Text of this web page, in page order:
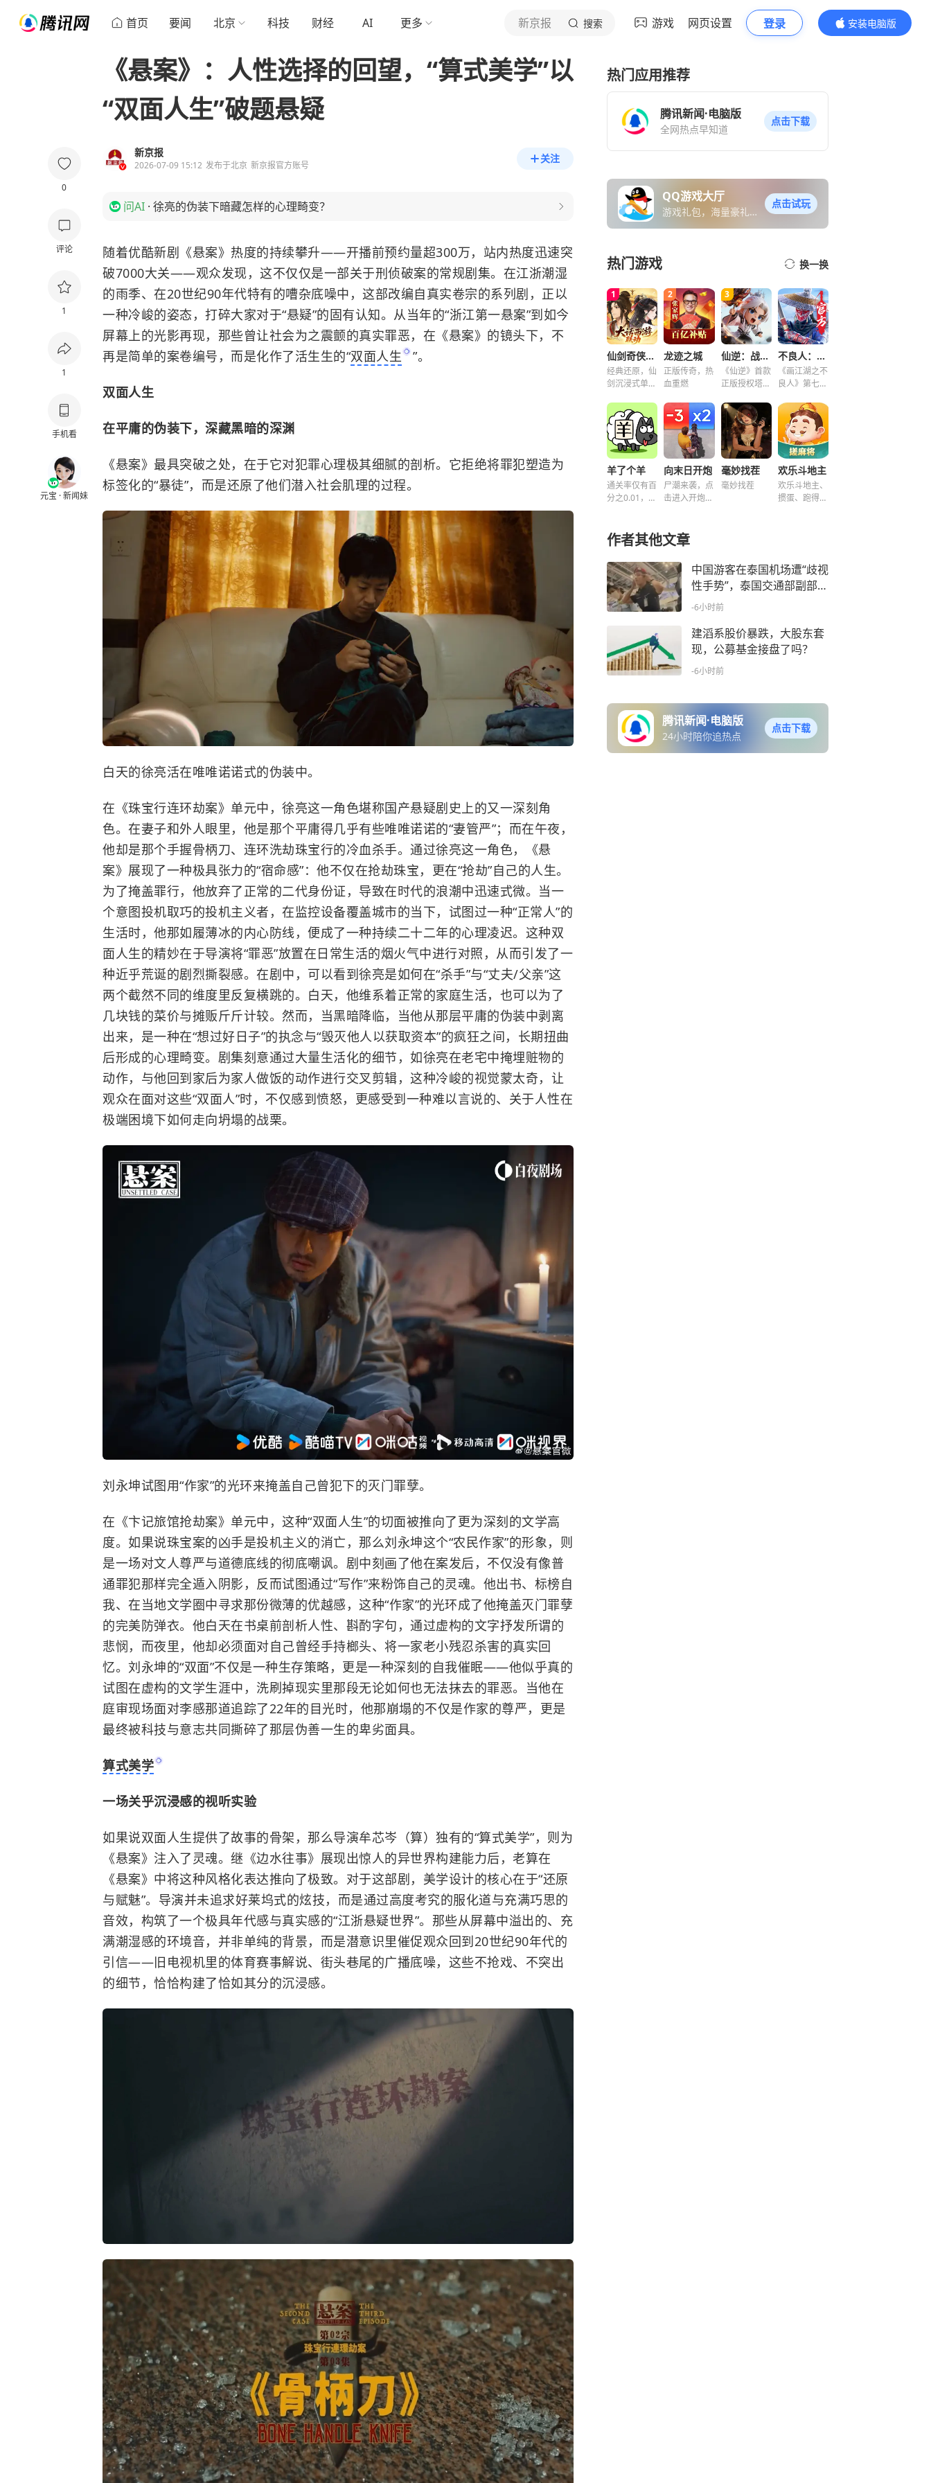
首页 要闻 北京 科技 财经 AI 更多 新京报 搜索 游戏 网页设置 登录
安装电脑版
内容更精彩
0
评论
1
1
手机看
元宝 · 新闻妹
《悬案》：人性选择的回望，“算式美学”以
“双面人生”破题悬疑
新京报
2026-07-09 15:12 发布于北京 新京报官方账号
关注
问AI · 徐亮的伪装下暗藏怎样的心理畸变？
随着优酷新剧《悬案》热度的持续攀升——开播前预约量超300万，站内热度迅速突
破7000大关——观众发现，这不仅仅是一部关于刑侦破案的常规剧集。在江浙潮湿
的雨季、在20世纪90年代特有的嘈杂底噪中，这部改编自真实卷宗的系列剧，正以
一种冷峻的姿态，打碎大家对于“悬疑”的固有认知。从当年的“浙江第一悬案”到如今
屏幕上的光影再现，那些曾让社会为之震颤的真实罪恶，在《悬案》的镜头下，不
再是简单的案卷编号，而是化作了活生生的“双面人生 ”。
双面人生
在平庸的伪装下，深藏黑暗的深渊
《悬案》最具突破之处，在于它对犯罪心理极其细腻的剖析。它拒绝将罪犯塑造为
标签化的“暴徒”，而是还原了他们潜入社会肌理的过程。
白天的徐亮活在唯唯诺诺式的伪装中。
在《珠宝行连环劫案》单元中，徐亮这一角色堪称国产悬疑剧史上的又一深刻角
色。在妻子和外人眼里，他是那个平庸得几乎有些唯唯诺诺的“妻管严”；而在午夜，
他却是那个手握骨柄刀、连环洗劫珠宝行的冷血杀手。通过徐亮这一角色，《悬
案》展现了一种极具张力的“宿命感”：他不仅在抢劫珠宝，更在“抢劫”自己的人生。
为了掩盖罪行，他放弃了正常的二代身份证，导致在时代的浪潮中迅速式微。当一
个意图投机取巧的投机主义者，在监控设备覆盖城市的当下，试图过一种“正常人”的
生活时，他那如履薄冰的内心防线，便成了一种持续二十二年的心理凌迟。这种双
面人生的精妙在于导演将“罪恶”放置在日常生活的烟火气中进行对照，从而引发了一
种近乎荒诞的剧烈撕裂感。在剧中，可以看到徐亮是如何在“杀手”与“丈夫/父亲”这
两个截然不同的维度里反复横跳的。白天，他维系着正常的家庭生活，也可以为了
几块钱的菜价与摊贩斤斤计较。然而，当黑暗降临，当他从那层平庸的伪装中剥离
出来，是一种在“想过好日子”的执念与“毁灭他人以获取资本”的疯狂之间，长期扭曲
后形成的心理畸变。剧集刻意通过大量生活化的细节，如徐亮在老宅中掩埋赃物的
动作，与他回到家后为家人做饭的动作进行交叉剪辑，这种冷峻的视觉蒙太奇，让
观众在面对这些“双面人”时，不仅感到愤怒，更感受到一种难以言说的、关于人性在
极端困境下如何走向坍塌的战栗。
刘永坤试图用“作家”的光环来掩盖自己曾犯下的灭门罪孽。
在《卞记旅馆抢劫案》单元中，这种“双面人生”的切面被推向了更为深刻的文学高
度。如果说珠宝案的凶手是投机主义的消亡，那么刘永坤这个“农民作家”的形象，则
是一场对文人尊严与道德底线的彻底嘲讽。剧中刻画了他在案发后，不仅没有像普
通罪犯那样完全遁入阴影，反而试图通过“写作”来粉饰自己的灵魂。他出书、标榜自
我、在当地文学圈中寻求那份微薄的优越感，这种“作家”的光环成了他掩盖灭门罪孽
的完美防弹衣。他白天在书桌前剖析人性、斟酌字句，通过虚构的文字抒发所谓的
悲悯，而夜里，他却必须面对自己曾经手持榔头、将一家老小残忍杀害的真实回
忆。刘永坤的“双面”不仅是一种生存策略，更是一种深刻的自我催眠——他似乎真的
试图在虚构的文学生涯中，洗刷掉现实里那段无论如何也无法抹去的罪恶。当他在
庭审现场面对李感那道追踪了22年的目光时，他那崩塌的不仅是作家的尊严，更是
最终被科技与意志共同撕碎了那层伪善一生的卑劣面具。
算式美学
一场关乎沉浸感的视听实验
如果说双面人生提供了故事的骨架，那么导演牟芯岑（算）独有的“算式美学”，则为
《悬案》注入了灵魂。继《边水往事》展现出惊人的异世界构建能力后，老算在
《悬案》中将这种风格化表达推向了极致。对于这部剧，美学设计的核心在于“还原
与赋魅”。导演并未追求好莱坞式的炫技，而是通过高度考究的服化道与充满巧思的
音效，构筑了一个极具年代感与真实感的“江浙悬疑世界”。那些从屏幕中溢出的、充
满潮湿感的环境音，并非单纯的背景，而是潜意识里催促观众回到20世纪90年代的
引信——旧电视机里的体育赛事解说、街头巷尾的广播底噪，这些不抢戏、不突出
的细节，恰恰构建了恰如其分的沉浸感。
热门应用推荐
腾讯新闻·电脑版
全网热点早知道
点击下载
QQ游戏大厅
游戏礼包，海量豪礼免
点击试玩
热门游戏 换一换
仙剑奇侠传之新的开始
经典还原，仙
剑沉浸式单机
龙迹之城
正版传奇，热
血重燃
仙逆：战天道
《仙逆》首款
正版授权塔防
不良人：破局
《画江湖之不
良人》第七季
局！
羊了个羊
通关率仅有百
分之0.01，快
向末日开炮
尸潮来袭，点
击进入开炮宇
毫妙找茬
毫妙找茬
欢乐斗地主
欢乐斗地主、
掼蛋、跑得
作者其他文章
中国游客在泰国机场遭“歧视
性手势”，泰国交通部副部长
公开表态
-6小时前
建滔系股价暴跌，大股东套
现，公募基金接盘了吗？
-6小时前
腾讯新闻·电脑版
24小时陪你追热点
点击下载